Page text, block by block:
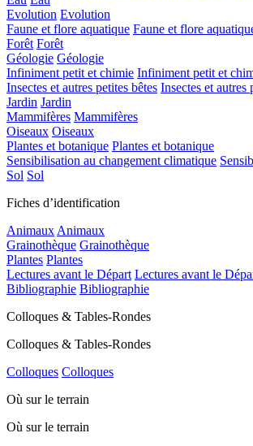
Evolution Evolution
Faune et flore aquatique Faune et flore
Forêt Forêt
Géologie Géologie
Infiniment petit et chimie Infiniment petit et
Insectes et autres petites bêtes Insectes et autres
Jardin Jardin
Mammifères Mammifères
Oiseaux Oiseaux
Plantes et botanique Plantes et botanique
Sensibilisation au changement climatique
Sol Sol
Fiches d’identification
Animaux Animaux
Grainothèque Grainothèque
Plantes Plantes
Lectures avant le Départ Lectures avant le
Bibliographie Bibliographie
Colloques & Tables-Rondes
Colloques & Tables-Rondes
Colloques Colloques
Où sur le terrain
Où sur le terrain